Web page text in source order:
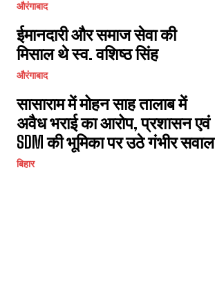
औरंगाबाद
ईमानदारी और समाज सेवा की
मिसाल थे स्व. वशिष्ठ सिंह
औरंगाबाद
सासाराम में मोहन साह तालाब में
अवैध भराई का आरोप, प्रशासन एवं
SDM की भूमिका पर उठे गंभीर सवाल
बिहार